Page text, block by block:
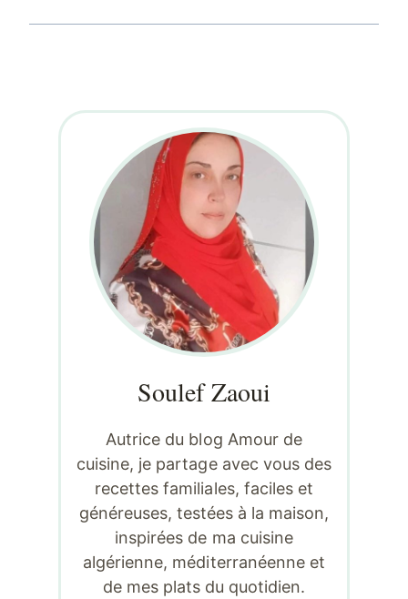
Soulef Zaoui
Autrice du blog Amour de
cuisine, je partage avec vous des
recettes familiales, faciles et
généreuses, testées à la maison,
inspirées de ma cuisine
algérienne, méditerranéenne et
de mes plats du quotidien.